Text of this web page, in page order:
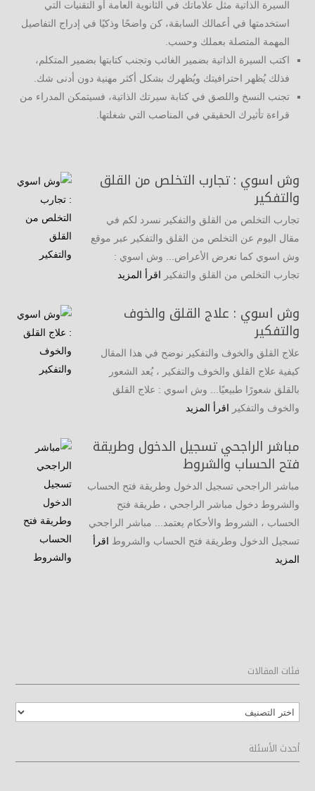
السيرة الذاتية مثل علاماتك في الثانوية العامة أو التقنيات التي
استخدمتها في أعمالك السابقة، كن واضحًا وذكيًا في إدراج التفاصيل
المهمة المتصلة بعملك وحسب.
اكتب السيرة الذاتية بضمير الغائب وتجنب كتابتها بضمير المتكلم،
فذلك يُظهر احترافيتك ويُظهرك بشكل أكثر مهنية دون أدنى شك.
تجنب النسخ واللصق في كتابة سيرتك الذاتية، فسيتمكن المدراء من
قراءة تأثيرك الحقيقي في المناصب التي شغلتها.
وش اسوي : تجارب التخلص من القلق
والتفكير
تجارب التخلص من القلق والتفكير نسرد لكم في
مقال اليوم عن التخلص من القلق والتفكير عبر موقع
وش اسوي كما نعرض الأعراض... وش اسوي :
تجارب التخلص من القلق والتفكير اقرأ المزيد
وش اسوي : علاج القلق والخوف
والتفكير
علاج القلق والخوف والتفكير نوضح في هذا المقال
كيفية علاج القلق والخوف والتفكير ، يُعد الشعور
بالقلق شعورًا طبيعيًا... وش اسوي : علاج القلق
والخوف والتفكير اقرأ المزيد
مباشر الراجحي تسجيل الدخول وطريقة
فتح الحساب والشروط
مباشر الراجحي تسجيل الدخول وطريقة فتح الحساب
والشروط دخول مباشر الراجحي ، طريقة فتح
الحساب ، الشروط والأحكام يعتمد... مباشر الراجحي
تسجيل الدخول وطريقة فتح الحساب والشروط اقرأ
المزيد
فئات المقالات
فئات
المقالات
أحدث الأسئلة